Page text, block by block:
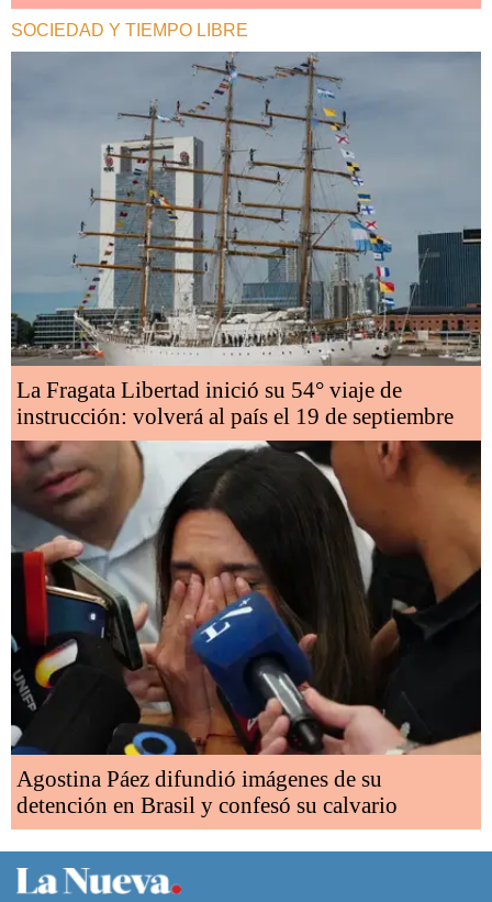
SOCIEDAD Y TIEMPO LIBRE
La Fragata Libertad inició su 54° viaje de
instrucción: volverá al país el 19 de septiembre
Agostina Páez difundió imágenes de su
detención en Brasil y confesó su calvario